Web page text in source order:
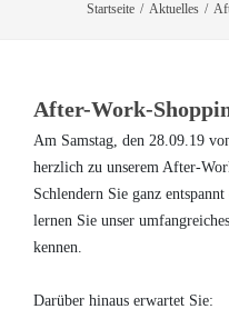
Startseite / Aktuelles /
After-Work-
Am Samstag, den 28.09.19
herzlich zu unserem After-
Schlendern Sie ganz
lernen Sie unser
kennen.
Darüber hinaus erwartet Sie: